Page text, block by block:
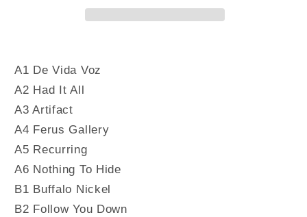
A1 De Vida Voz
A2 Had It All
A3 Artifact
A4 Ferus Gallery
A5 Recurring
A6 Nothing To Hide
B1 Buffalo Nickel
B2 Follow You Down